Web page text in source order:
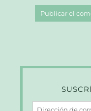
Dirección